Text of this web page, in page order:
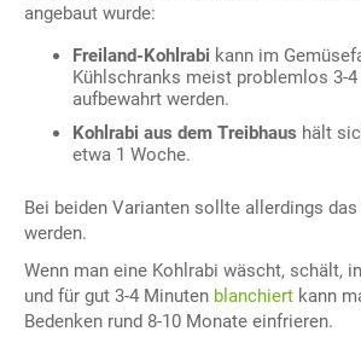
angebaut wurde:
Freiland-Kohlrabi kann im
Kühlschranks meist problemlos 3-4
aufbewahrt werden.
Kohlrabi aus dem Treibhaus hält
etwa 1 Woche.
Bei beiden Varianten sollte allerdings
werden.
Wenn man eine Kohlrabi wäscht, schält,
und für gut 3-4 Minuten blanchiert kann
Bedenken rund 8-10 Monate einfrieren.